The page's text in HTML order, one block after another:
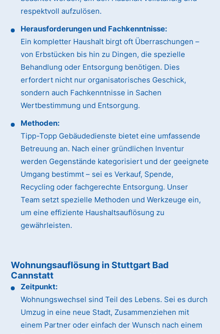
respektvoll aufzulösen.
Herausforderungen und Fachkenntnisse:
Ein kompletter Haushalt birgt oft Überraschungen –
von Erbstücken bis hin zu Dingen, die spezielle
Behandlung oder Entsorgung benötigen. Dies
erfordert nicht nur organisatorisches Geschick,
sondern auch Fachkenntnisse in Sachen
Wertbestimmung und Entsorgung.
Methoden:
Tipp-Topp Gebäudedienste bietet eine umfassende
Betreuung an. Nach einer gründlichen Inventur
werden Gegenstände kategorisiert und der geeignete
Umgang bestimmt – sei es Verkauf, Spende,
Recycling oder fachgerechte Entsorgung. Unser
Team setzt spezielle Methoden und Werkzeuge ein,
um eine effiziente Haushaltsauflösung zu
gewährleisten.
Wohnungsauflösung in Stuttgart Bad
Cannstatt
Zeitpunkt:
Wohnungswechsel sind Teil des Lebens. Sei es durch
Umzug in eine neue Stadt, Zusammenziehen mit
einem Partner oder einfach der Wunsch nach einem